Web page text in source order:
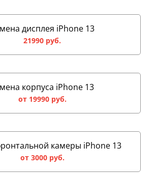
дисплея iPhone 13
21990 руб.
корпуса iPhone 13
от 19990 руб.
камеры iPhone 13
от 3000 руб.